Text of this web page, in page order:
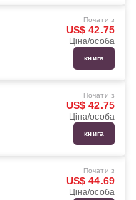
Почати з
US$ 42.75
Ціна/особа
книга
Почати з
US$ 42.75
Ціна/особа
книга
Почати з
US$ 44.69
Ціна/особа